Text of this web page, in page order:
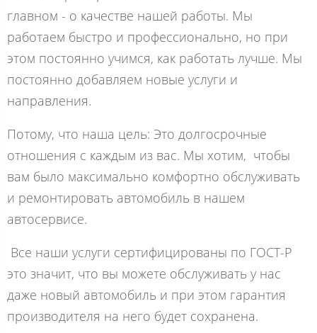
главном - о качестве нашей работы. Мы
работаем быстро и профессионально, но при
этом постоянно учимся, как работать лучше. Мы
постоянно добавляем новые услуги и
направления.
Потому, что наша цель: Это долгосрочные
отношения с каждым из вас. Мы хотим, чтобы
вам было максимально комфортно обслуживать
и ремонтировать автомобиль в нашем
автосервисе.
Все наши услуги сертифицированы по ГОСТ-Р
это значит, что вы можете обслуживать у нас
даже новый автомобиль и при этом гарантия
производителя на него будет сохранена.